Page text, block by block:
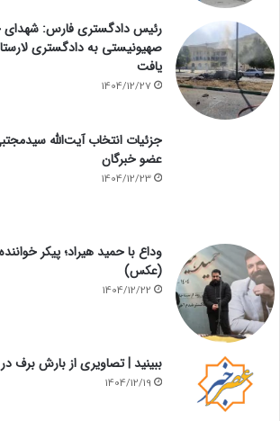
رئیس دادگستری فارس: شهدای
یافت
1404/12/27
جزئیات انتخاب آیت‌الله
عضو خبرگان
1404/12/23
وداع با حمید هیراد؛ پیکر
(عکس)
1404/12/22
ببینید | تصاویری از بارش برف
1404/12/19